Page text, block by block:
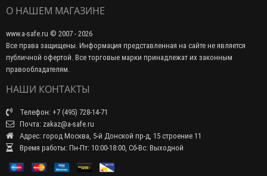
О НАШЕМ МАГАЗИНЕ
www.a-safe.ru © 2007 - 2026
Все права защищены. Информация представленная на сайте не является
публичной офертой. Все торговые марки принадлежат их законным
правообладателям.
НАШИ КОНТАКТЫ
Телефон: +7 (495) 728-14-71
Почта: zakaz@a-safe.ru
Адрес: город Москва, 5-й Донской пр-д, 15 строение 11
Время работы: Пн-Пт: 10:00-18:00, Сб-Вс: Выходной